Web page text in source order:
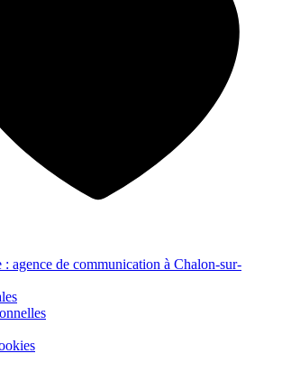
: agence de communication à Chalon-sur-